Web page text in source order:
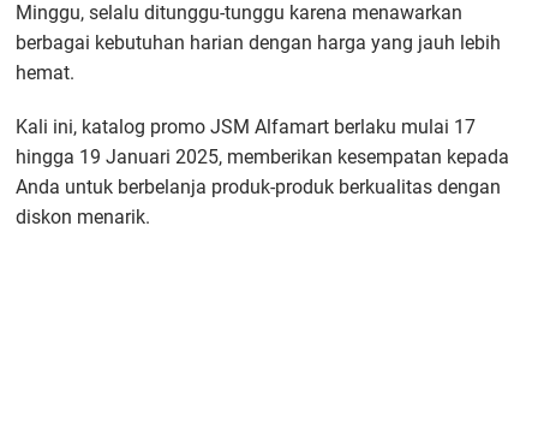
Minggu, selalu ditunggu-tunggu karena menawarkan
berbagai kebutuhan harian dengan harga yang jauh lebih
hemat.
Kali ini, katalog promo JSM Alfamart berlaku mulai 17
hingga 19 Januari 2025, memberikan kesempatan kepada
Anda untuk berbelanja produk-produk berkualitas dengan
diskon menarik.